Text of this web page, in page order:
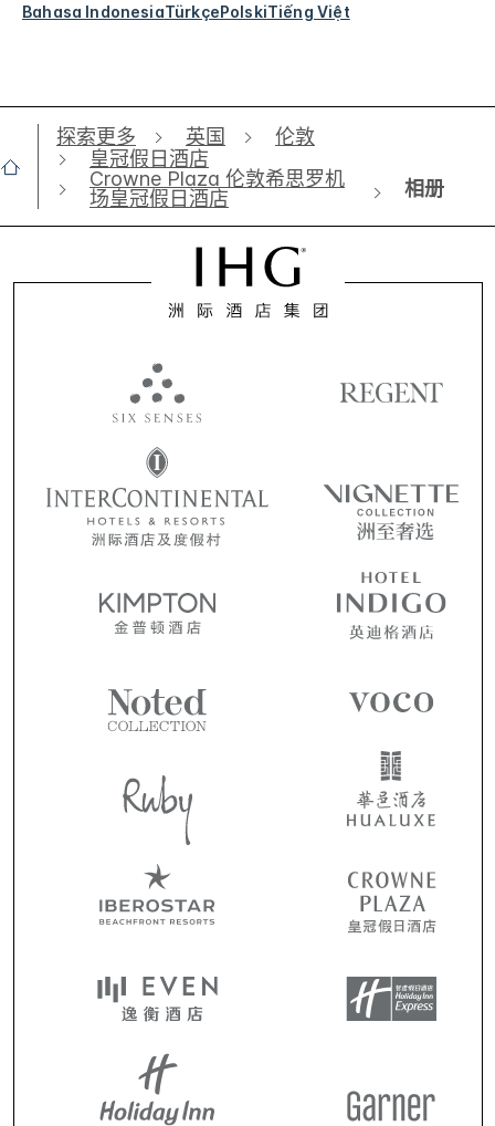
Bahasa IndonesiaTürkçePolskiTiếng Việt
探索更多 英国
伦敦
皇冠假日酒店
Crowne Plaza 伦敦希思罗机
场皇冠假日酒店
相册